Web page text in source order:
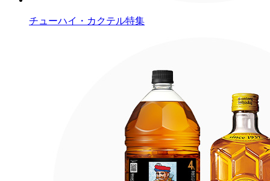
チューハイ・カクテル特集